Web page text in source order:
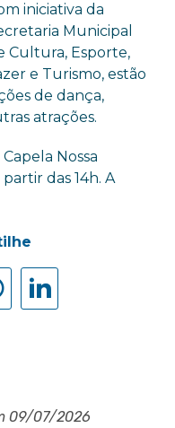
iniciativa da
Municipal
Cultura, Esporte,
e Turismo, estão
de dança,
atrações.
Nossa
das 14h. A
09/07/2026